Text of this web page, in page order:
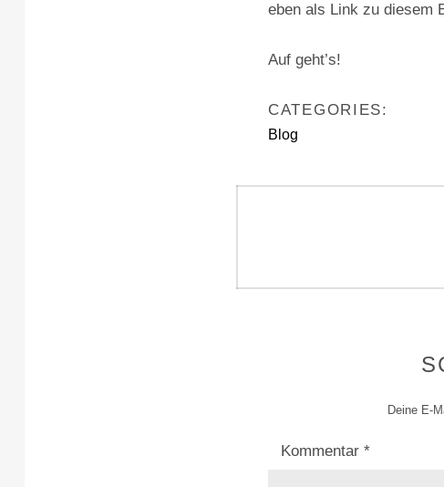
eben als Link zu diesem
Auf geht’s!
CATEGORIES:
Blog
Deine E-
Kommentar *